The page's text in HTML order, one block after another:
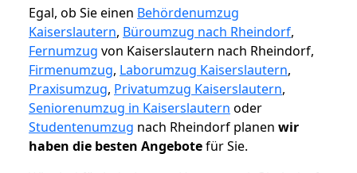
Egal, ob Sie einen Behördenumzug
Kaiserslautern, Büroumzug nach Rheindorf,
Fernumzug von Kaiserslautern nach Rheindorf,
Firmenumzug, Laborumzug Kaiserslautern,
Praxisumzug, Privatumzug Kaiserslautern,
Seniorenumzug in Kaiserslautern oder
Studentenumzug nach Rheindorf planen wir
haben die besten Angebotefür Sie.